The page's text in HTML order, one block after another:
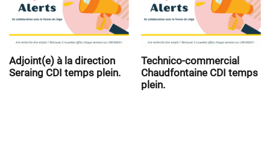
Adjoint(e) à la direction
Seraing CDI temps plein.
Technico-commercial
Chaudfontaine CDI temps
plein.